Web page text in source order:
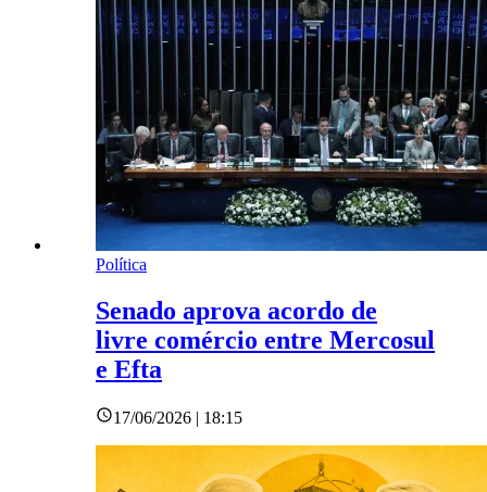
Política
Senado aprova acordo de
livre comércio entre Mercosul
e Efta
17/06/2026 | 18:15